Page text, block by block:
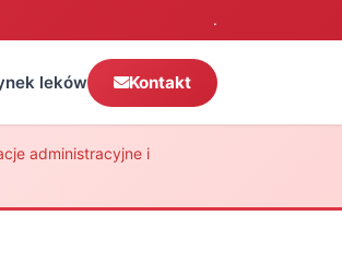
.
leków Kontakt
administracyjne i